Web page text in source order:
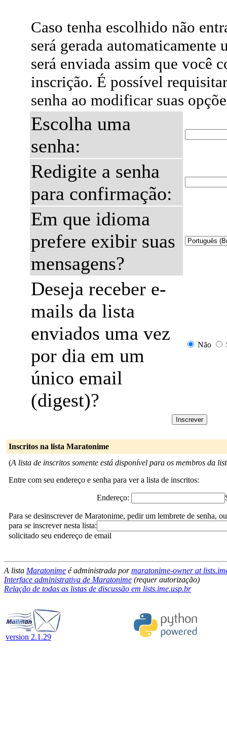
Caso tenha escolhido não
será gerada automaticamente
será enviada assim que você
inscrição. É possível
senha ao modificar suas
Escolha uma
senha:
Redigite a senha
para confirmação:
Em que idioma
prefere exibir suas
mensagens?
Deseja receber e-
mails da lista
enviados uma vez
por dia em um
único email
(digest)?
Não
Inscritos na lista Maratonime
(A lista de inscritos somente está disponível para os membros da
Entre com seu endereço e senha para ver a lista de inscritos:
Endereço:
Para se desinscrever de Maratonime, pedir um lembrete de senha,
para se inscrever nesta lista:
solicitado seu endereço de email
A lista Maratonime é administrada pormaratonime-owner at
Interface administrativa de Maratonime (requer autorização)
Relação de todas as listas de discussão em lists.ime.usp.br
version 2.1.29